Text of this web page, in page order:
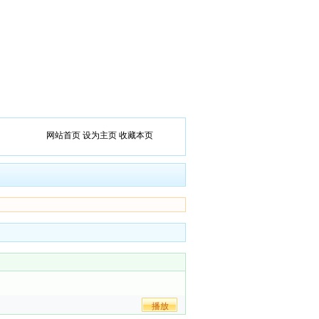
网站首页 设为主页 收藏本页